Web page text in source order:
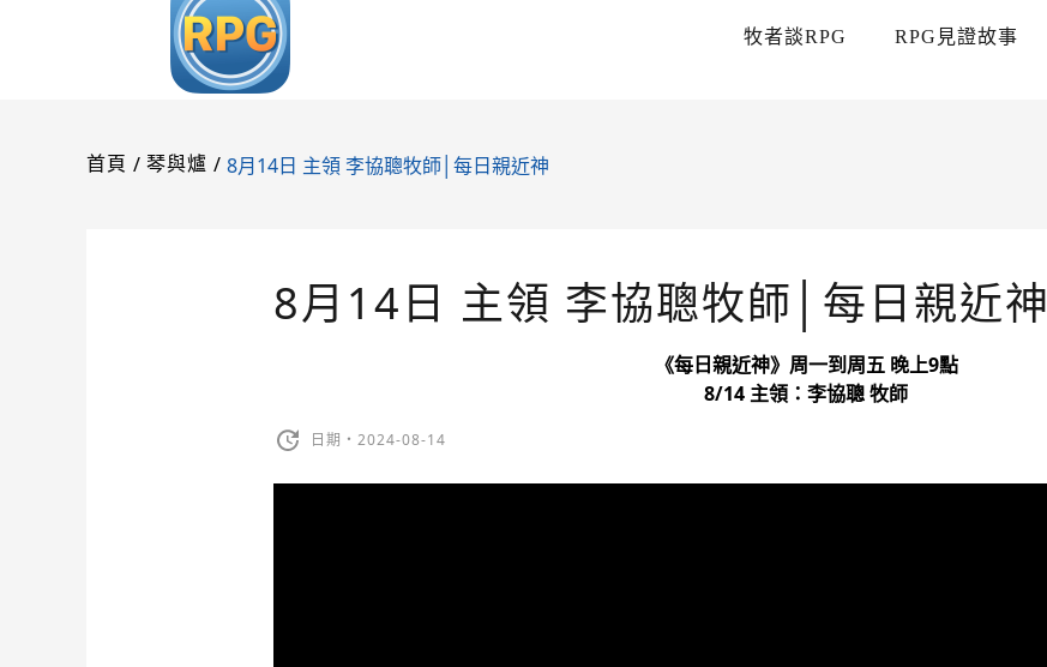
牧者談RPG RPG見證故事
首頁 / 琴與爐 / 8月14日 主領 李協聰牧師│每日親近神
8月14日 主領 李協聰牧師│每日親近神
《每日親近神》周一到周五 晚上9點
8/14 主領：李協聰 牧師
日期・2024-08-14